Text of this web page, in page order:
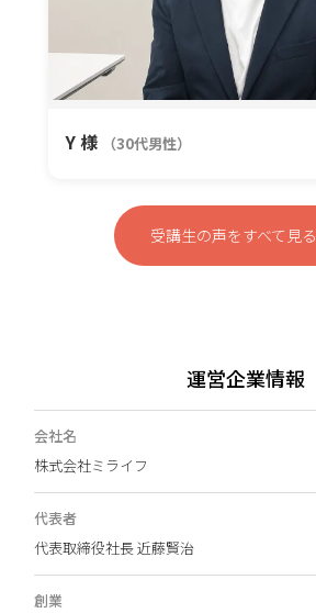
Y 様 （30代男性）
受講生の声をすべて見る
運営企業情報
会社名
株式会社ミライフ
代表者
代表取締役社長 近藤賢治
創業